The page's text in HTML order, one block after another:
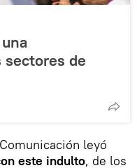
de
leyó
este indulto, de los